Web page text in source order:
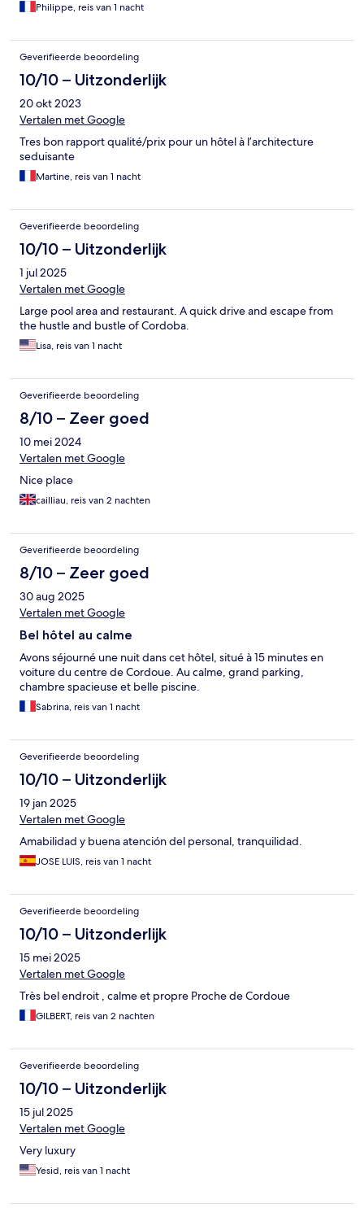
Philippe, reis van 1 nacht
Geverifieerde beoordeling
10/10 – Uitzonderlijk
20 okt 2023
Vertalen met Google
Tres bon rapport qualité/prix pour un hôtel à l’architecture
seduisante
Martine, reis van 1 nacht
Geverifieerde beoordeling
10/10 – Uitzonderlijk
1 jul 2025
Vertalen met Google
Large pool area and restaurant. A quick drive and escape from
the hustle and bustle of Cordoba.
Lisa, reis van 1 nacht
Geverifieerde beoordeling
8/10 – Zeer goed
10 mei 2024
Vertalen met Google
Nice place
cailliau, reis van 2 nachten
Geverifieerde beoordeling
8/10 – Zeer goed
30 aug 2025
Vertalen met Google
Bel hôtel au calme
Avons séjourné une nuit dans cet hôtel, situé à 15 minutes en
voiture du centre de Cordoue. Au calme, grand parking,
chambre spacieuse et belle piscine.
Sabrina, reis van 1 nacht
Geverifieerde beoordeling
10/10 – Uitzonderlijk
19 jan 2025
Vertalen met Google
Amabilidad y buena atención del personal, tranquilidad.
JOSE LUIS, reis van 1 nacht
Geverifieerde beoordeling
10/10 – Uitzonderlijk
15 mei 2025
Vertalen met Google
Très bel endroit , calme et propre Proche de Cordoue
GILBERT, reis van 2 nachten
Geverifieerde beoordeling
10/10 – Uitzonderlijk
15 jul 2025
Vertalen met Google
Very luxury
Yesid, reis van 1 nacht